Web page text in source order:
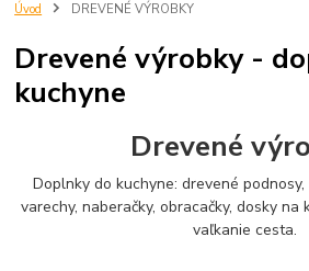
Úvod DREVENÉ VÝROBKY
Drevené výrobky -
kuchyne
Drevené
Doplnky do kuchyne: drevené
varechy, naberačky, obracačky, dosky na
vaľkanie cesta.